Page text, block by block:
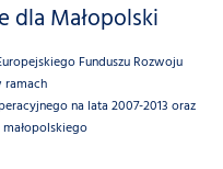
dla Małopolski
Funduszu Rozwoju
ramach
na lata 2007-2013 oraz